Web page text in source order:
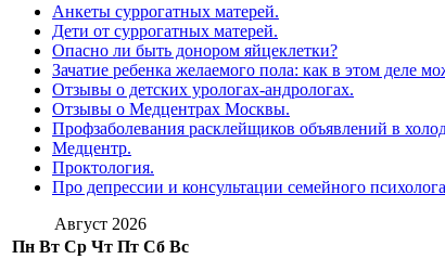
Анкеты суррогатных матерей.
Дети от суррогатных матерей.
Опасно ли быть донором яйцеклетки?
Зачатие ребенка желаемого пола: как в этом деле
Отзывы о детских урологах-андрологах.
Отзывы о Медцентрах Москвы.
Профзаболевания расклейщиков объявлений в
Медцентр.
Проктология.
Про депрессии и консультации семейного
Август 2026
Пн Вт Ср Чт Пт Сб Вс